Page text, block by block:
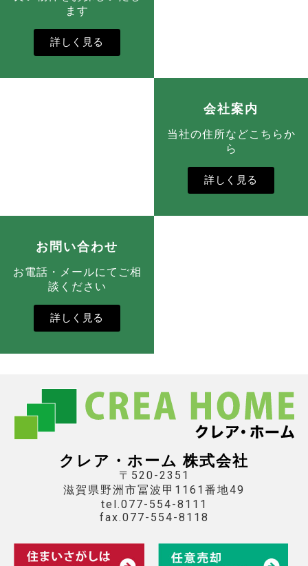
ます
詳しく見る
会社案内
当社の住所などこちらか
ら
詳しく見る
お問い合わせ
お電話・メールにてご相
談ください
詳しく見る
クレア・ホーム 株式会社
〒520-2351
滋賀県野洲市冨波甲1161番地49
tel.077-554-8111
fax.077-554-8118